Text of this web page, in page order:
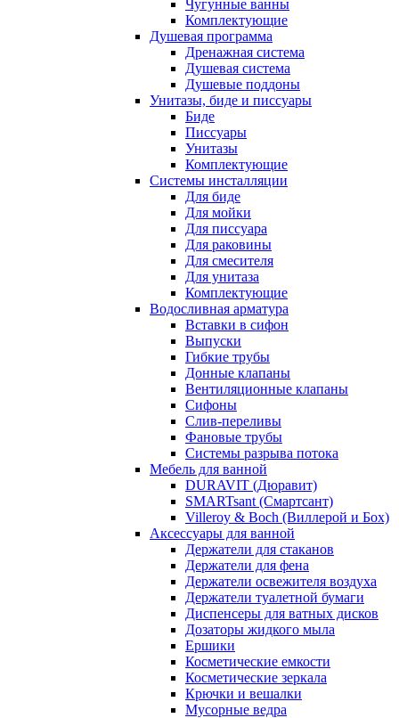
Чугунные ванны
Комплектующие
Душевая программа
Дренажная система
Душевая система
Душевые поддоны
Унитазы, биде и писсуары
Биде
Писсуары
Унитазы
Комплектующие
Системы инсталляции
Для биде
Для мойки
Для писсуара
Для раковины
Для смесителя
Для унитаза
Комплектующие
Водосливная арматура
Вставки в сифон
Выпуски
Гибкие трубы
Донные клапаны
Вентиляционные клапаны
Сифоны
Слив-переливы
Фановые трубы
Системы разрыва потока
Мебель для ванной
DURAVIT (Дюравит)
SMARTsant (Смартсант)
Villeroy & Boch (Виллерой и Бох)
Аксессуары для ванной
Держатели для стаканов
Держатели для фена
Держатели освежителя воздуха
Держатели туалетной бумаги
Диспенсеры для ватных дисков
Дозаторы жидкого мыла
Ершики
Косметические емкости
Косметические зеркала
Крючки и вешалки
Мусорные ведра